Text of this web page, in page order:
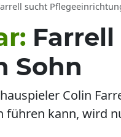
sucht
Sohn
Colin
führen kann, wird